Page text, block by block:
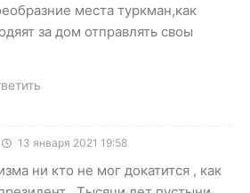
места туркман,как
за дом отправлять своы
13 января 2021 19:58
ни кто не мог докатится , как